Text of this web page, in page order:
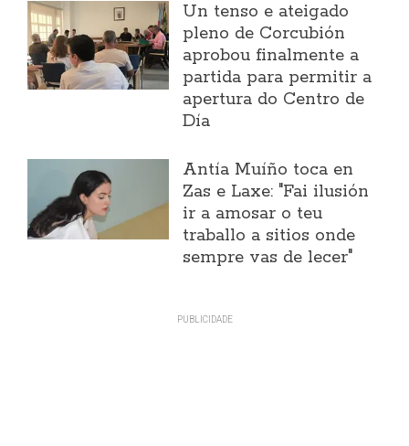
Un tenso e ateigado
pleno de Corcubión
aprobou finalmente a
partida para permitir a
apertura do Centro de
Día
Antía Muíño toca en
Zas e Laxe: "Fai ilusión
ir a amosar o teu
traballo a sitios onde
sempre vas de lecer"